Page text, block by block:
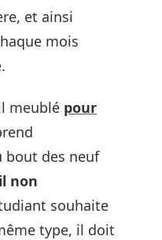
et ainsi
mois
meublé pour
des neuf
non
souhaite
type, il doit